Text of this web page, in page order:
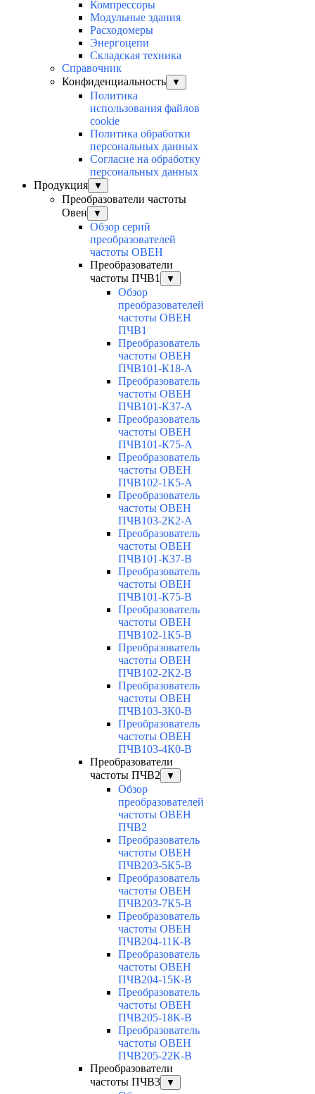
Компрессоры
Модульные здания
Расходомеры
Энергоцепи
Складская техника
Справочник
Конфиденциальность
▼
Политика
использования файлов
cookie
Политика обработки
персональных данных
Согласие на обработку
персональных данных
Продукция
▼
Преобразователи частоты
Овен
▼
Обзор серий
преобразователей
частоты ОВЕН
Преобразователи
частоты ПЧВ1
▼
Обзор
преобразователей
частоты ОВЕН
ПЧВ1
Преобразователь
частоты ОВЕН
ПЧВ101-К18-А
Преобразователь
частоты ОВЕН
ПЧВ101-К37-А
Преобразователь
частоты ОВЕН
ПЧВ101-К75-А
Преобразователь
частоты ОВЕН
ПЧВ102-1К5-А
Преобразователь
частоты ОВЕН
ПЧВ103-2К2-А
Преобразователь
частоты ОВЕН
ПЧВ101-К37-В
Преобразователь
частоты ОВЕН
ПЧВ101-К75-В
Преобразователь
частоты ОВЕН
ПЧВ102-1К5-В
Преобразователь
частоты ОВЕН
ПЧВ102-2К2-В
Преобразователь
частоты ОВЕН
ПЧВ103-3К0-В
Преобразователь
частоты ОВЕН
ПЧВ103-4К0-В
Преобразователи
частоты ПЧВ2
▼
Обзор
преобразователей
частоты ОВЕН
ПЧВ2
Преобразователь
частоты ОВЕН
ПЧВ203-5К5-В
Преобразователь
частоты ОВЕН
ПЧВ203-7К5-В
Преобразователь
частоты ОВЕН
ПЧВ204-11К-В
Преобразователь
частоты ОВЕН
ПЧВ204-15К-В
Преобразователь
частоты ОВЕН
ПЧВ205-18К-В
Преобразователь
частоты ОВЕН
ПЧВ205-22К-В
Преобразователи
частоты ПЧВ3
▼